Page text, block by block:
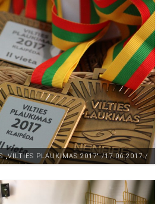
„VILTIES PLAUKIMAS 2017“ /17.06.2017./